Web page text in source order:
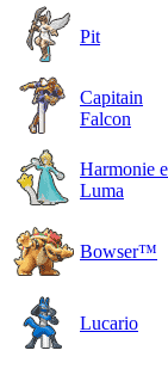
Pit
Capitain
Falcon
Harmonie
Luma
Bowser™
Lucario